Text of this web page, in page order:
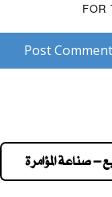
FOR
Post Comment
– صناعة المؤامرة